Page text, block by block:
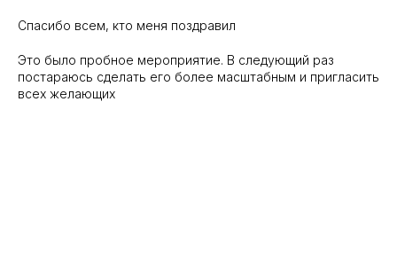
Спасибо всем, кто меня поздравил
Это было пробное мероприятие. В следующий раз
постараюсь сделать его более масштабным и пригласить
всех желающих